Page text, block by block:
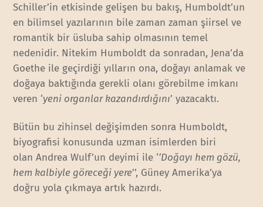
Schiller’in etkisinde gelişen bu bakış, Humboldt’un
en bilimsel yazılarının bile zaman zaman şiirsel ve
romantik bir üsluba sahip olmasının temel
nedenidir. Nitekim Humboldt da sonradan, Jena’da
Goethe ile geçirdiği yılların ona, doğayı anlamak ve
doğaya baktığında gerekli olanı görebilme imkanı
veren ‘yeni organlar kazandırdığını’ yazacaktı.
Bütün bu zihinsel değişimden sonra Humboldt,
biyografisi konusunda uzman isimlerden biri
olan Andrea Wulf’un deyimi ile ‘’Doğayı hem gözü,
hem kalbiyle göreceği yere’’, Güney Amerika’ya
doğru yola çıkmaya artık hazırdı.